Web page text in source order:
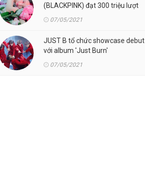
(BLACKPINK) đạt 300 triệu lượt
07/05/2021
JUST B tổ chức showcase debut
với album 'Just Burn'
07/05/2021